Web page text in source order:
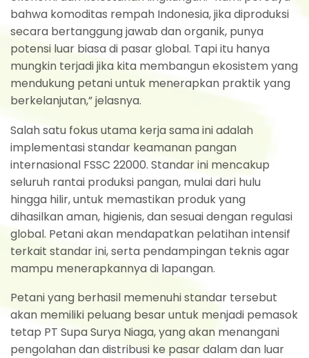
bahwa komoditas rempah Indonesia, jika diproduksi
secara bertanggung jawab dan organik, punya
potensi luar biasa di pasar global. Tapi itu hanya
mungkin terjadi jika kita membangun ekosistem yang
mendukung petani untuk menerapkan praktik yang
berkelanjutan,” jelasnya.
Salah satu fokus utama kerja sama ini adalah
implementasi standar keamanan pangan
internasional FSSC 22000. Standar ini mencakup
seluruh rantai produksi pangan, mulai dari hulu
hingga hilir, untuk memastikan produk yang
dihasilkan aman, higienis, dan sesuai dengan regulasi
global. Petani akan mendapatkan pelatihan intensif
terkait standar ini, serta pendampingan teknis agar
mampu menerapkannya di lapangan.
Petani yang berhasil memenuhi standar tersebut
akan memiliki peluang besar untuk menjadi pemasok
tetap PT Supa Surya Niaga, yang akan menangani
pengolahan dan distribusi ke pasar dalam dan luar